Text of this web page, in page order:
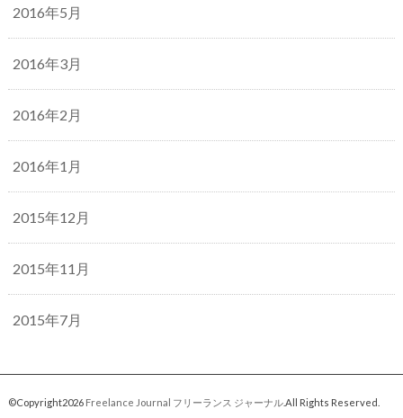
2016年5月
2016年3月
2016年2月
2016年1月
2015年12月
2015年11月
2015年7月
©Copyright2026 Freelance Journal フリーランス ジャーナル.All Rights Reserved.